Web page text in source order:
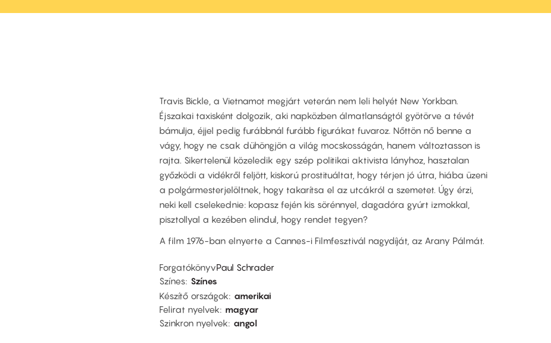
Travis Bickle, a Vietnamot megjárt veterán nem leli helyét New Yorkban.
Éjszakai taxisként dolgozik, aki napközben álmatlanságtól gyötörve a tévét
bámulja, éjjel pedig furábbnál furább figurákat fuvaroz. Nőttön nő benne a
vágy, hogy ne csak dühöngjön a világ mocskosságán, hanem változtasson is
rajta. Sikertelenül közeledik egy szép politikai aktivista lányhoz, hasztalan
győzködi a vidékről feljött, kiskorú prostituáltat, hogy térjen jó útra, hiába üzeni
a polgármesterjelöltnek, hogy takarítsa el az utcákról a szemetet. Úgy érzi,
neki kell cselekednie: kopasz fején kis sörénnyel, dagadóra gyúrt izmokkal,
pisztollyal a kezében elindul, hogy rendet tegyen?
A film 1976-ban elnyerte a Cannes-i Filmfesztivál nagydíját, az Arany Pálmát.
ForgatókönyvPaul Schrader
Színes Színes
Készítő országok
amerikai
Felirat nyelvek
magyar
Szinkron nyelvek
angol